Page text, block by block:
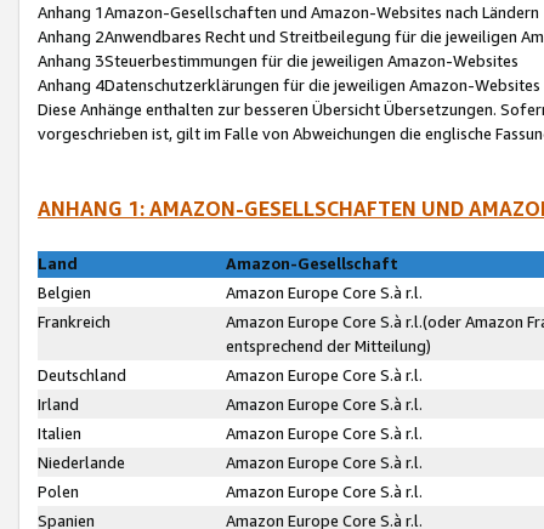
Anhang 1Amazon-Gesellschaften und Amazon-Websites nach Ländern
Anhang 2Anwendbares Recht und Streitbeilegung für die jeweiligen
Anhang 3Steuerbestimmungen für die jeweiligen Amazon-Websites
Anhang 4Datenschutzerklärungen für die jeweiligen Amazon-Websites
Diese Anhänge enthalten zur besseren Übersicht Übersetzungen.
vorgeschrieben ist, gilt im Falle von Abweichungen die englische
ANHANG 1: AMAZON-GESELLSCHAFTEN UND
Land
Amazon-Gesellschaft
Belgien
Amazon Europe Core S.à r.l.
Frankreich
Amazon Europe Core S.à r.l.(oder Amazon
entsprechend der Mitteilung)
Deutschland
Amazon Europe Core S.à r.l.
Irland
Amazon Europe Core S.à r.l.
Italien
Amazon Europe Core S.à r.l.
Niederlande
Amazon Europe Core S.à r.l.
Polen
Amazon Europe Core S.à r.l.
Spanien
Amazon Europe Core S.à r.l.